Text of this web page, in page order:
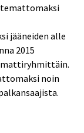
jääneiden alle
2015
noin